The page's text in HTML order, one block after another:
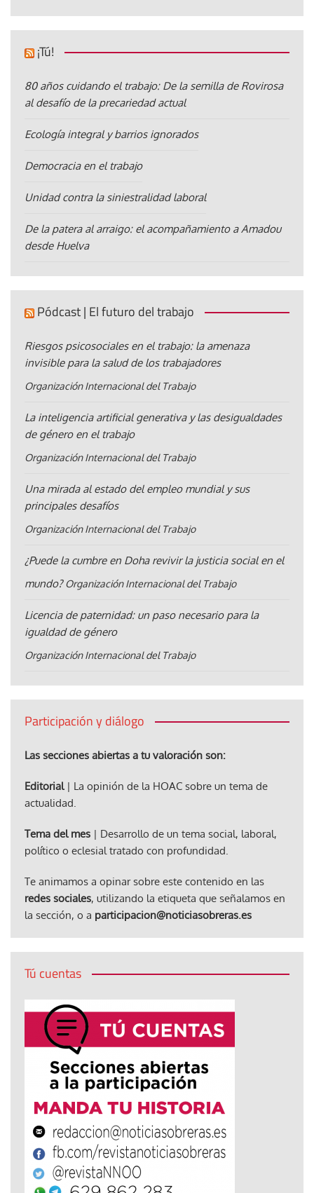
¡Tú!
80 años cuidando el trabajo: De la semilla de Rovirosa
al desafío de la precariedad actual
Ecología integral y barrios ignorados
Democracia en el trabajo
Unidad contra la siniestralidad laboral
De la patera al arraigo: el acompañamiento a Amadou
desde Huelva
Pódcast | El futuro del trabajo
Riesgos psicosociales en el trabajo: la amenaza
invisible para la salud de los trabajadores
Organización Internacional del Trabajo
La inteligencia artificial generativa y las desigualdades
de género en el trabajo
Organización Internacional del Trabajo
Una mirada al estado del empleo mundial y sus
principales desafíos
Organización Internacional del Trabajo
¿Puede la cumbre en Doha revivir la justicia social en el
mundo? Organización Internacional del Trabajo
Licencia de paternidad: un paso necesario para la
igualdad de género
Organización Internacional del Trabajo
Participación y diálogo
Las secciones abiertas a tu valoración son:
Editorial| La opinión de la HOAC sobre un tema de
actualidad.
Tema del mes | Desarrollo de un tema social, laboral,
político o eclesial tratado con profundidad.
Te animamos a opinar sobre este contenido en las
redes sociales, utilizando la etiqueta que señalamos en
la sección, o a participacion@noticiasobreras.es
Tú cuentas